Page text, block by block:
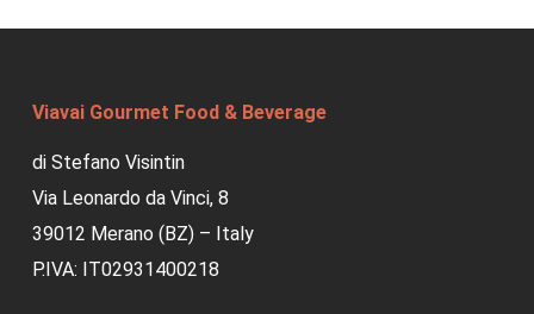
Viavai Gourmet Food & Beverage
di Stefano Visintin
Via Leonardo da Vinci, 8
39012 Merano (BZ) – Italy
P.IVA: IT02931400218